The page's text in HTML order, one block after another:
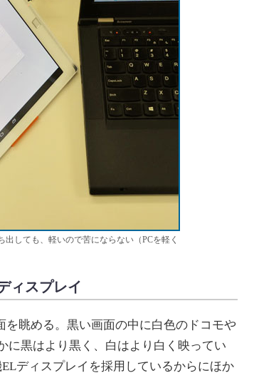
しても、軽いので苦にならない（PCを軽く
ィスプレイ
眺める。黒い画面の中に白色のドコモや
に黒はより黒く、白はより白く映ってい
ディスプレイを採用しているからにほか